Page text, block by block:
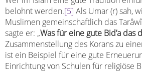
belohnt werden.[5] Als Umar (r) sah,
Muslimen gemeinschaftlich das
sagte er: „Was für eine gute Bid’a das
Zusammenstellung des Korans zu
ist ein Beispiel für eine gute
Einrichtung von Schulen für religiöse